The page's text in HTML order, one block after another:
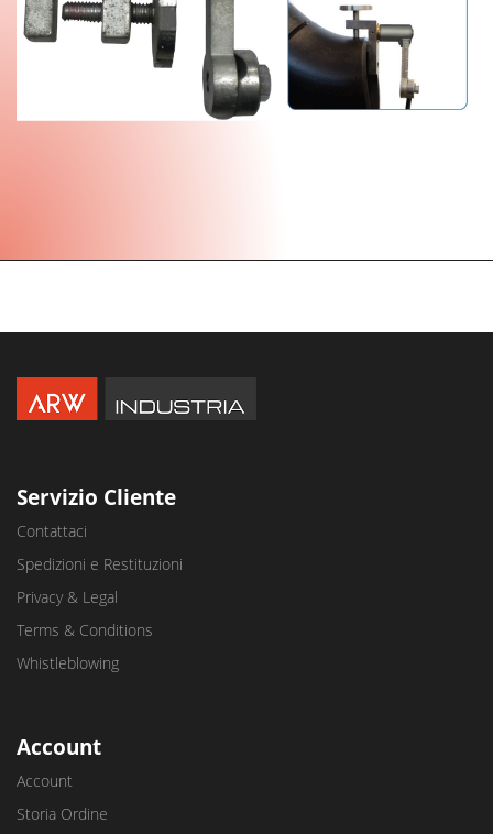
Servizio Cliente
Contattaci
Spedizioni e Restituzioni
Privacy & Legal
Terms & Conditions
Whistleblowing
Account
Account
Storia Ordine